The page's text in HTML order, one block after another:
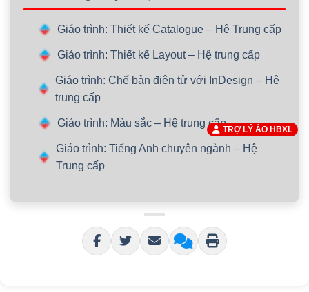
Giáo trình: Thiết kế Catalogue – Hệ Trung cấp
Giáo trình: Thiết kế Layout – Hệ trung cấp
Giáo trình: Chế bản điện tử với InDesign – Hệ
trung cấp
Giáo trình: Màu sắc – Hệ trung cấp
Giáo trình: Tiếng Anh chuyên ngành – Hệ
Trung cấp
TRỢ LÝ ẢO HBXL